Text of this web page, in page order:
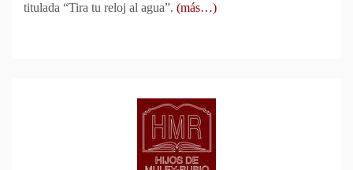
titulada “Tira tu reloj al agua”. (más…)